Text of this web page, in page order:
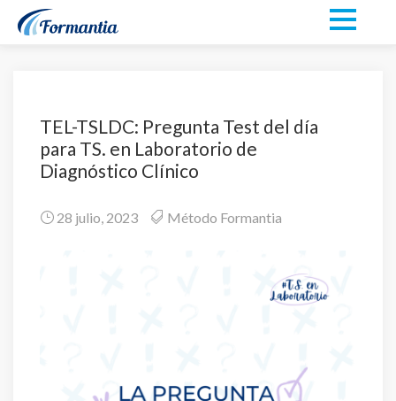
TEL-TSLDC: Pregunta Test del día
para TS. en Laboratorio de
Diagnóstico Clínico
28 julio, 2023 Método Formantia